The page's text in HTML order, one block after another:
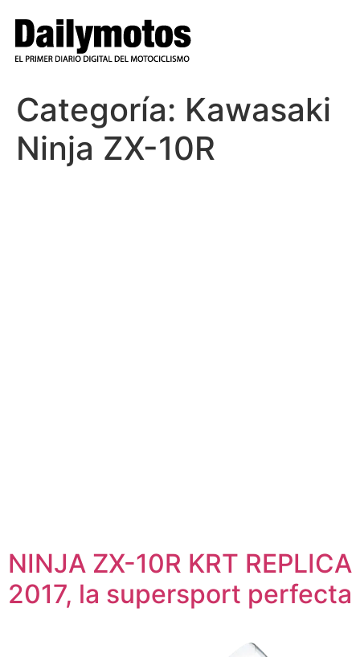
contenido
Categoría: Kawasaki
Ninja ZX-10R
NINJA ZX-10R KRT REPLICA
2017, la supersport perfecta